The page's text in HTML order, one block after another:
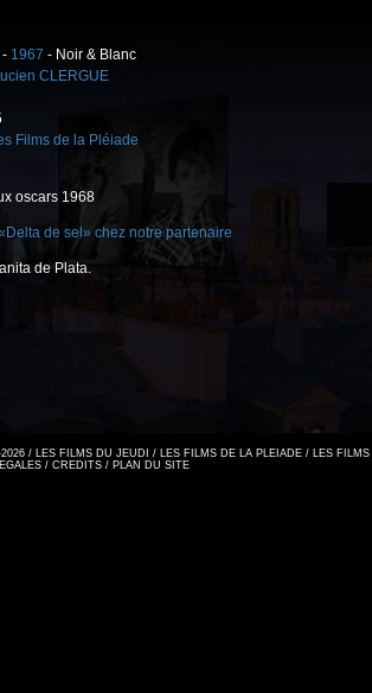
- 1967 - Noir & Blanc
CLERGUE
Films de la Pléiade
oscars 1968
de sel» chez notre partenaire
de Plata.
/ LES FILMS DU JEUDI / LES FILMS DE LA PLEIADE / LES FILMS
/ CREDITS / PLAN DU SITE